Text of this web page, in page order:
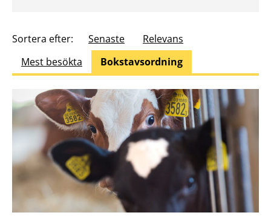
Sortera efter: Senaste
Relevans
Mest besökta
Bokstavsordning